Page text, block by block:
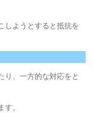
しようとすると抵抗を
り、一方的な対応をと
。